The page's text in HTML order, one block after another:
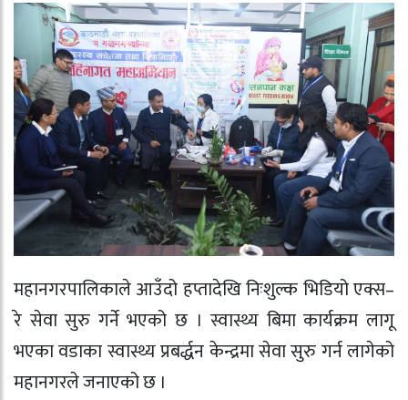
महानगरपालिकाले आउँदो हप्तादेखि निःशुल्क भिडियो एक्स–
रे सेवा सुरु गर्ने भएको छ । स्वास्थ्य बिमा कार्यक्रम लागू
भएका वडाका स्वास्थ्य प्रबर्द्धन केन्द्रमा सेवा सुरु गर्न लागेको
महानगरले जनाएको छ ।